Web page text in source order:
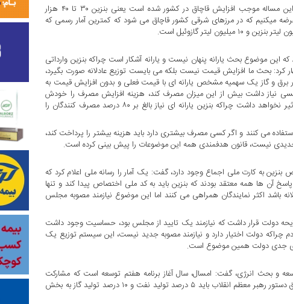
وی با اشاره به سیستم ناعادلانه توزیع بنزین در کشور، گفت: این مساله موجب افزایش قاچاق در کشور شده است یعنی بنزین ۳۰ تا ۴۰ هزار
کنیم و با قیمت ۱۵۰۰ و ۳۰۰۰ هزار تومان عرضه میکنیم که در مرزهای شرقی کشور قاچاق می شود که کمترین آمار رسمی که
لیتر گازوئیل است.
این موضوع بحث یارانه پنهان نیست و یارانه آشکار است چراکه بنزین وارداتی
کرد: بحث ما افزایش قیمت نیست بلکه می بایست توزیع عادلانه صورت بگیرد،
در برق و گاز یک سهمیه مشخص یارانه ای با قیمت فعلی و بدون افزایش قیمت به
کسی نیاز داشت بیش از این میزان مصرف کند، هزینه افزایش مصرف را خودش
پرداخت کند و از جیب مردم نباشد، این موضوع روی تورم تاثیر نخواهد داشت چراکه بنزین یارانه ای نیاز بالغ بر ۸۰ درصد مصرف کنندگان را
جامعه برق یارانه ای استفاده می کنند و اگر کسی مصرف بیشتری دارد باید هزینه بیشتر را پرداخت کند،
نیست، قانون هدفمندی همه این موضوعات را پیش بینی کرده است.
به کارت ملی اجماع وجود دارد، گفت: یک آمار را رسانه ملی اعلام کرد که
طبق پاسخ آن ها همه معتقد بودند که بنزین باید به کد ملی اختصاص پیدا کند و تنها
باشد اکثر نمایندگان همراهی می کنند اما این موضوع نیازمند مصوبه مجلس
وی بحث توزیع عادلانه حامل های انرژی در ماده ۳۱ لایحه دولت قرار داشت که نیازمند یک تایید از مجلس بود، حساسیت وجود داشت
چراکه دولت اختیار دارد و نیازمند مصوبه جدید نیست، این سیستم توزیع یک
های جدی دولت همین موضوع است.
و بحث انرژی، گفت: امسال، سال آغاز برنامه هفتم توسعه است که مشارکت
بخش خصوصی در تولید نفت و گاز در آن تکلیف شده، لذا طبق دستور رهبر معظم انقلاب باید ۵ درصد تولید نفت و ۱۰ درصد تولید گاز به بخش